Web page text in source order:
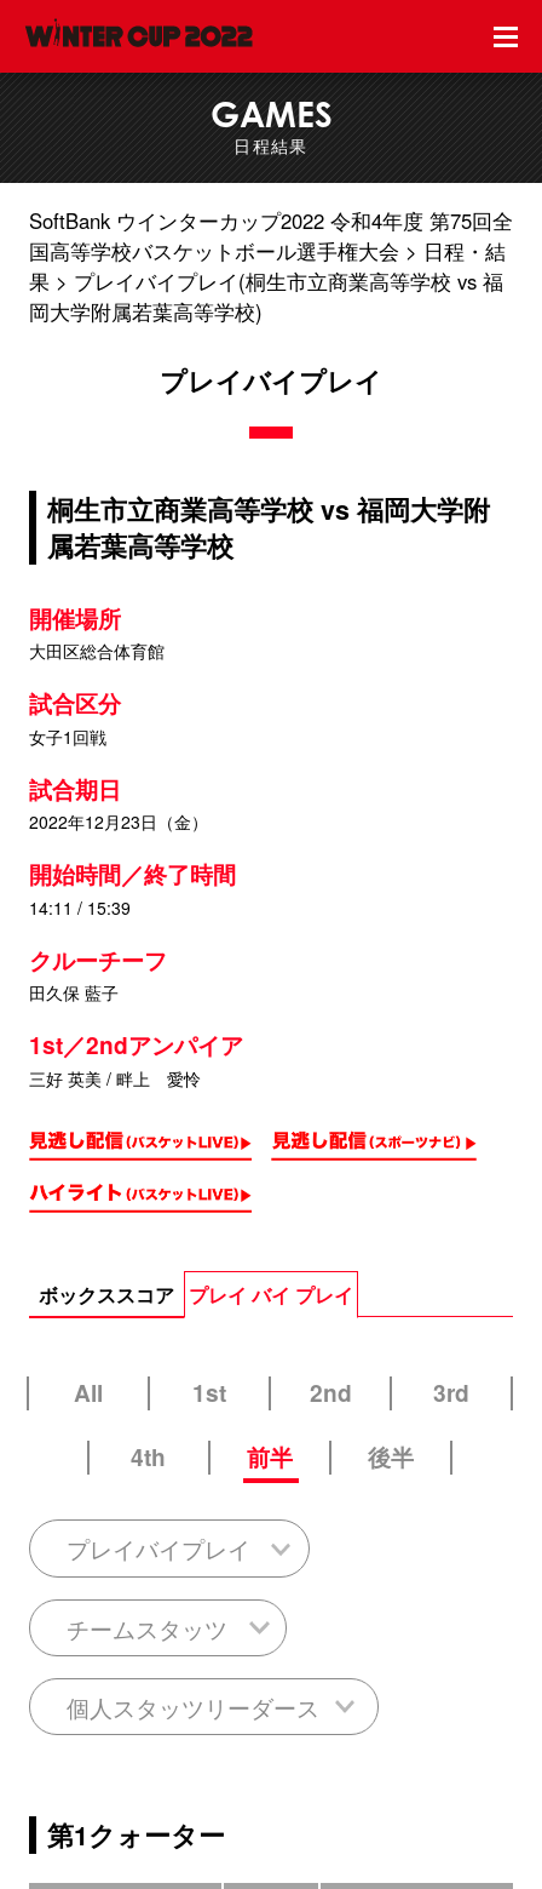
GAMES
日程結果
SoftBank ウインターカップ2022 令和4年度 第75回全
国高等学校バスケットボール選手権大会
日程・結
果
プレイバイプレイ(桐生市立商業高等学校 vs 福
岡大学附属若葉高等学校)
プレイバイプレイ
桐生市立商業高等学校 vs 福岡大学附
属若葉高等学校
開催場所
大田区総合体育館
試合区分
女子1回戦
試合期日
2022年12月23日（金）
開始時間／終了時間
14:11 / 15:39
クルーチーフ
田久保 藍子
1st／2ndアンパイア
三好 英美 / 畔上 愛怜
ボックススコア プレイ バイ プレイ
All 1st 2nd
3rd
4th
前半 後半
プレイバイプレイ
チームスタッツ
個人スタッツリーダース
第1クォーター